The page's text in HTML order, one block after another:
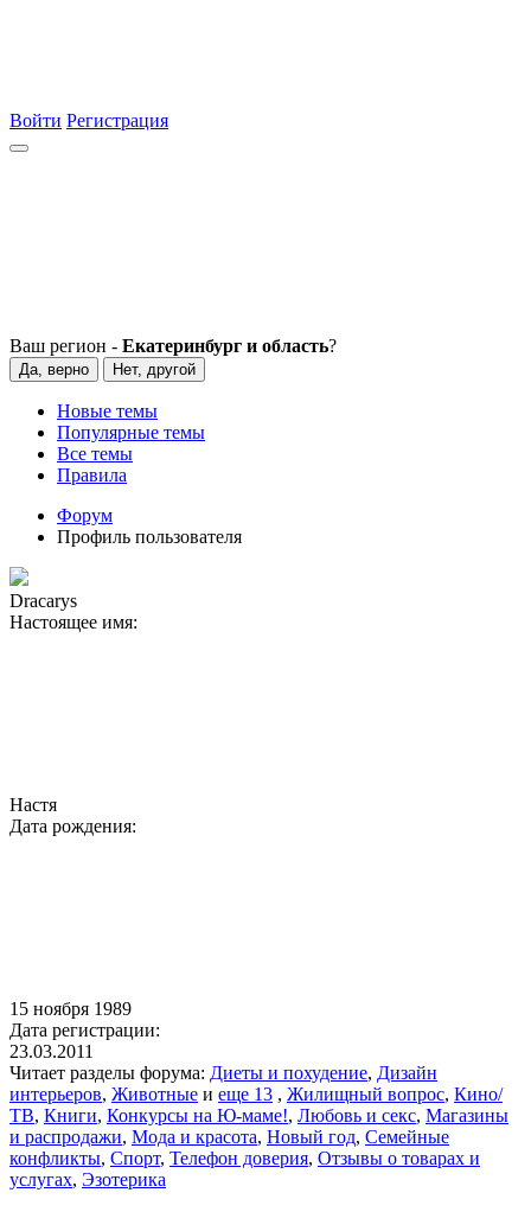
Войти Регистрация
Ваш регион - Екатеринбург и область?
Да, верно Нет, другой
Новые темы
Популярные темы
Все темы
Правила
Форум
Профиль пользователя
Dracarys
Настоящее имя:
Настя
Дата рождения:
15 ноября 1989
Дата регистрации:
23.03.2011
Читает разделы форума: Диеты и похудение, Дизайн
интерьеров, Животные и еще 13 , Жилищный вопрос, Кино/
ТВ, Книги, Конкурсы на Ю-маме!, Любовь и секс, Магазины
и распродажи, Мода и красота, Новый год, Семейные
конфликты, Спорт, Телефон доверия, Отзывы о товарах и
услугах, Эзотерика